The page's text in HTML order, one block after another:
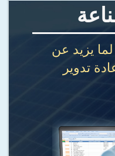
قاعدة بيانات ENF لما يزيد عن